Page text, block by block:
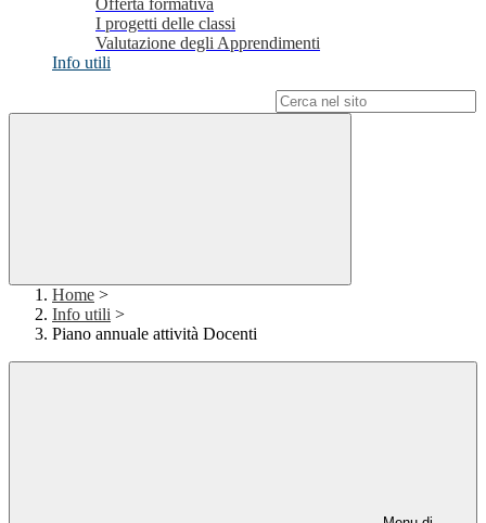
Offerta formativa
I progetti delle classi
Valutazione degli Apprendimenti
Info utili
Home >
Info utili >
Piano annuale attività Docenti